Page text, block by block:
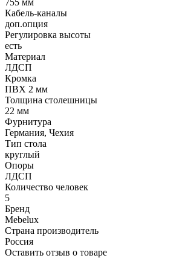
Кабель-каналы
доп.опция
Регулировка высоты
есть
Материал
ЛДСП
Кромка
ПВХ 2 мм
Толщина столешницы
22 мм
Фурнитура
Германия, Чехия
Тип стола
круглый
Опоры
ЛДСП
Количество человек
5
Бренд
Mebelux
Страна производитель
Россия
Оставить отзыв о товаре